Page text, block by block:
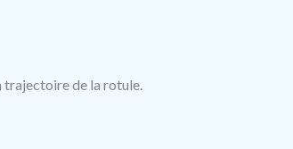
trajectoire de la rotule.